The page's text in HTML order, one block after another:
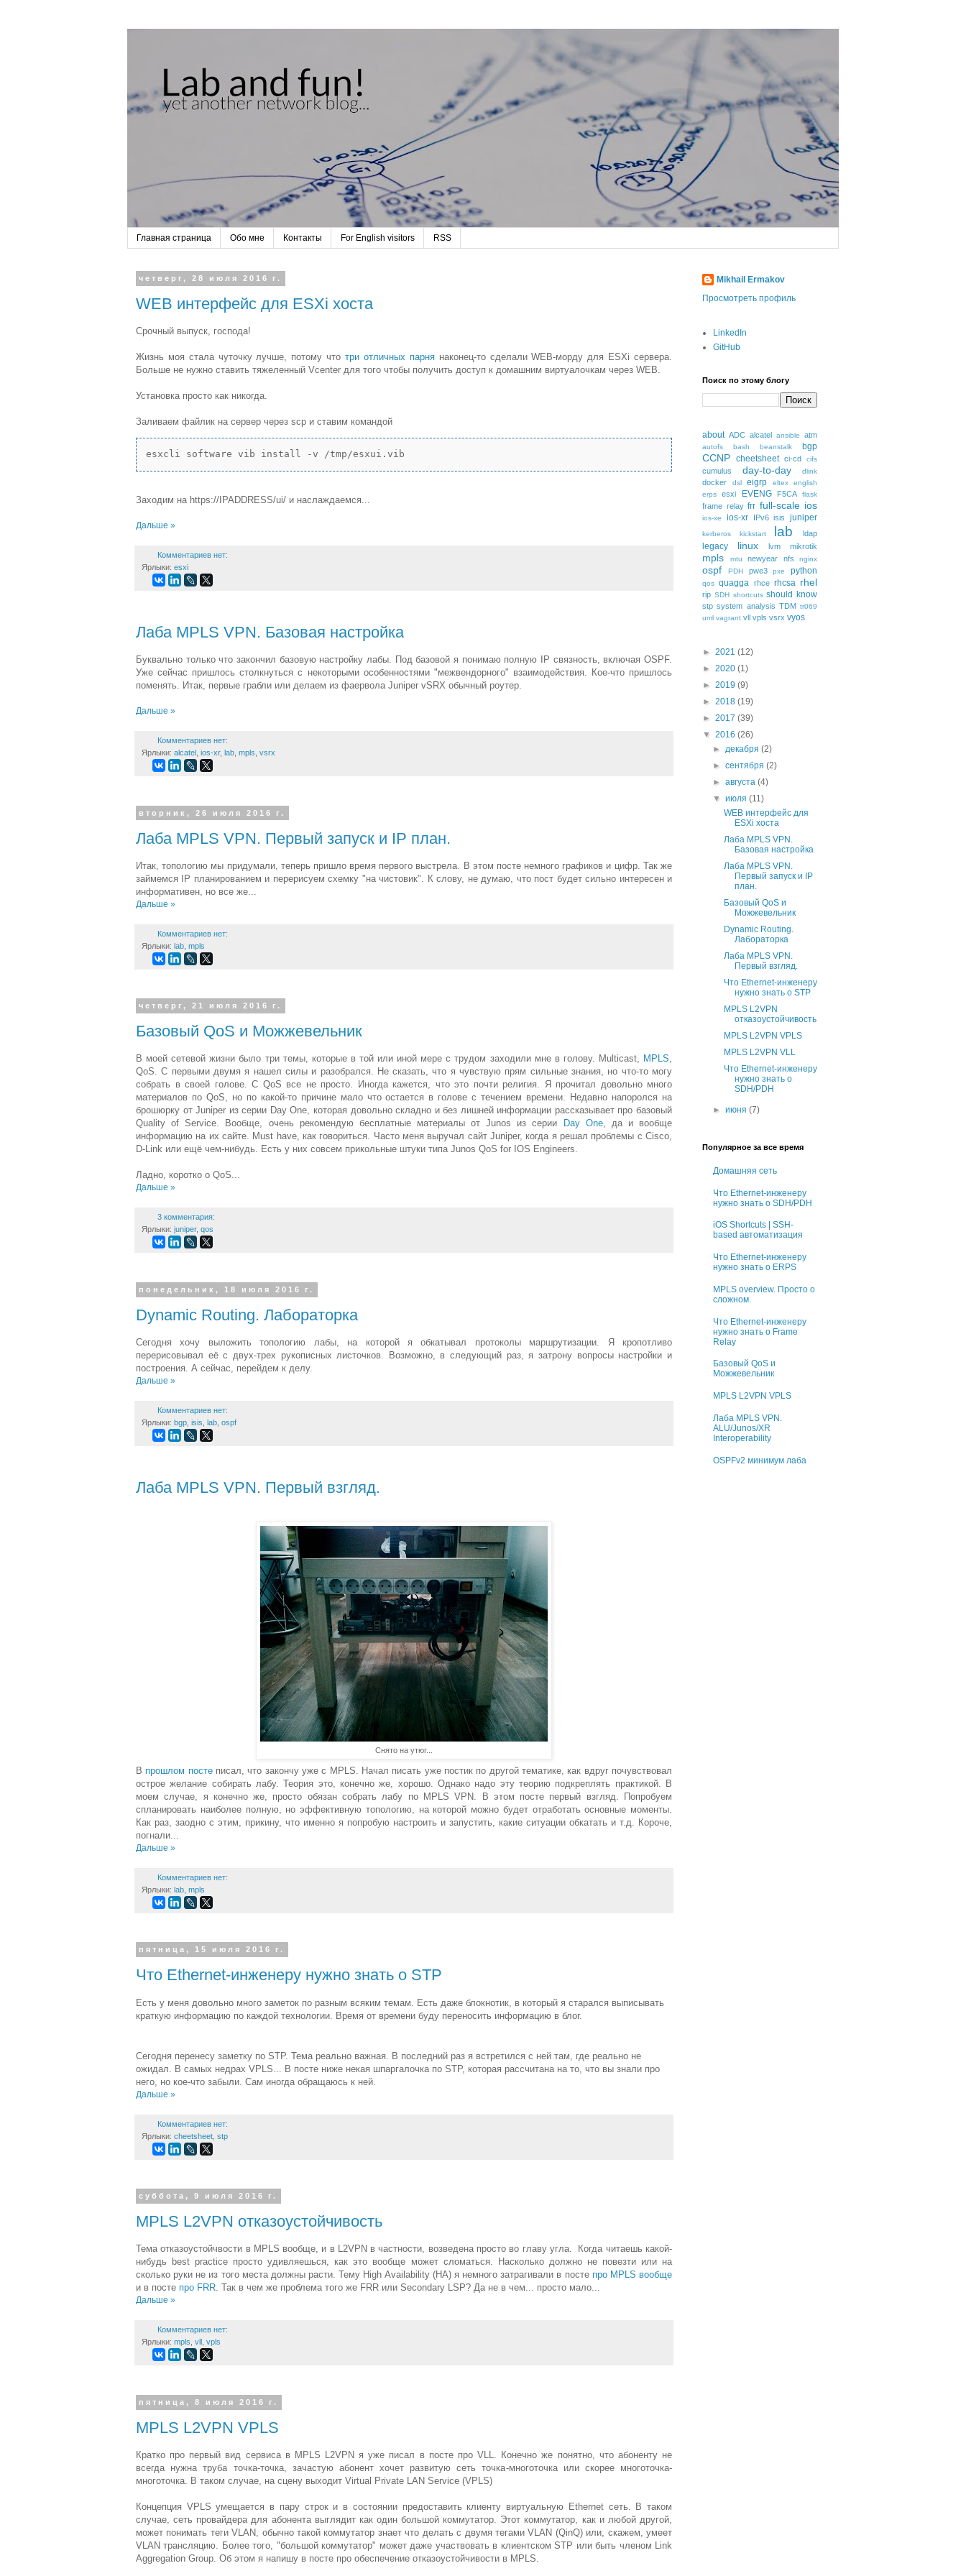
Главная страница Обо мне Контакты For English visitors RSS
четверг, 28 июля 2016 г.
WEB интерфейс для ESXi хоста
Срочный выпуск, господа!
Жизнь моя стала чуточку лучше, потому чтотри отличных парнянаконец-то сделали WEB-морду для ESXi сервера.
Больше не нужно ставить тяжеленный Vcenter для того чтобы получить доступ к домашним виртуалочкам через WEB.
Установка просто как никогда.
Заливаем файлик на сервер через scp и ставим командой
esxcli software vib install -v /tmp/esxui.vib
Заходим на https://IPADDRESS/ui/ и наслаждаемся...
Дальше »
Комментариев нет:
Ярлыки: esxi
Лаба MPLS VPN. Базовая настройка
Буквально только что закончил базовую настройку лабы. Под базовой я понимаю полную IP связность, включая OSPF.
Уже сейчас пришлось столкнуться с некоторыми особенностями "межвендорного" взаимодействия. Кое-что пришлось
поменять. Итак, первые грабли или делаем из фаервола Juniper vSRX обычный роутер.
Дальше »
Комментариев нет:
Ярлыки: alcatel ios-xr, lab mpls vsrx
вторник, 26 июля 2016 г.
Лаба MPLS VPN. Первый запуск и IP план.
Итак, топологию мы придумали, теперь пришло время первого выстрела. В этом посте немного графиков и цифр. Так же
займемся IP планированием и перерисуем схемку "на чистовик". К слову, не думаю, что пост будет сильно интересен и
информативен, но все же...
Дальше »
Комментариев нет:
Ярлыки: lab mpls
четверг, 21 июля 2016 г.
Базовый QoS и Можжевельник
В моей сетевой жизни было три темы, которые в той или иной мере с трудом заходили мне в голову. Multicast, MPLS,
QoS. С первыми двумя я нашел силы и разобрался. Не сказать, что я чувствую прям сильные знания, но что-то могу
собрать в своей голове. С QoS все не просто. Иногда кажется, что это почти религия. Я прочитал довольно много
материалов по QoS, но по какой-то причине мало что остается в голове с течением времени. Недавно напоролся на
брошюрку от Juniper из серии Day One, которая довольно складно и без лишней информации рассказывает про базовый
Quality of Service. Вообще, очень рекомендую бесплатные материалы от Junos из серии
Day One, да и вообще
информацию на их сайте. Must have, как говориться. Часто меня выручал сайт Juniper, когда я решал проблемы с Cisco,
D-Link или ещё чем-нибудь. Есть у них совсем прикольные штуки типа Junos QoS for IOS Engineers.
Ладно, коротко о QoS...
Дальше »
3 комментария:
Ярлыки: juniper, qos
понедельник, 18 июля 2016 г.
Dynamic Routing. Лабораторка
Сегодня хочу выложить топологию лабы, на которой я обкатывал протоколы маршрутизации. Я кропотливо
перерисовывал её с двух-трех рукописных листочков. Возможно, в следующий раз, я затрону вопросы настройки и
построения. А сейчас, перейдем к делу.
Дальше »
Комментариев нет:
Ярлыки: bgp isis lab ospf
Лаба MPLS VPN. Первый взгляд.
Снято на утюг...
В прошлом постеписал, что закончу уже с MPLS. Начал писать уже постик по другой тематике, как вдруг почувствовал
острое желание собирать лабу. Теория это, конечно же, хорошо. Однако надо эту теорию подкреплять практикой. В
моем случае, я конечно же, просто обязан собрать лабу по MPLS VPN. В этом посте первый взгляд. Попробуем
спланировать наиболее полную, но эффективную топологию, на которой можно будет отработать основные моменты.
Как раз, заодно с этим, прикину, что именно я попробую настроить и запустить, какие ситуации обкатать и т.д. Короче,
погнали...
Дальше »
Комментариев нет:
Ярлыки: lab mpls
пятница, 15 июля 2016 г.
Что Ethernet-инженеру нужно знать о STP
Есть у меня довольно много заметок по разным всяким темам. Есть даже блокнотик, в который я старался выписывать
краткую информацию по каждой технологии. Время от времени буду переносить информацию в блог.
Сегодня перенесу заметку по STP. Тема реально важная. В последний раз я встретился с ней там, где реально не
ожидал. В самых недрах VPLS... В посте ниже некая шпаргалочка по STP, которая рассчитана на то, что вы знали про
него, но кое-что забыли. Сам иногда обращаюсь к ней.
Дальше »
Комментариев нет:
Ярлыки: cheetsheet stp
суббота, 9 июля 2016 г.
MPLS L2VPN отказоустойчивость
Тема отказоустойчвости в MPLS вообще, и в L2VPN в частности, возведена просто во главу угла. Когда читаешь какой-
нибудь best practice просто удивляешься, как это вообще может сломаться. Насколько должно не повезти или на
сколько руки не из того места должны расти. Тему High Availability (HA) я немного затрагивали в посте про MPLS вообще
и в посте про FRR. Так в чем же проблема того же FRR или Secondary LSP? Да не в чем... просто мало...
Дальше »
Комментариев нет:
Ярлыки: mpls vll vpls
пятница, 8 июля 2016 г.
MPLS L2VPN VPLS
Кратко про первый вид сервиса в MPLS L2VPN я уже писал в посте про VLL. Конечно же понятно, что абоненту не
всегда нужна труба точка-точка, зачастую абонент хочет развитую сеть точка-многоточка или скорее многоточка-
многоточка. В таком случае, на сцену выходит Virtual Private LAN Service (VPLS)
Концепция VPLS умещается в пару строк и в состоянии предоставить клиенту виртуальную Ethernet сеть. В таком
случае, сеть провайдера для абонента выглядит как один большой коммутатор. Этот коммутатор, как и любой другой,
может понимать теги VLAN, обычно такой коммутатор знает что делать с двумя тегами VLAN (QinQ) или, скажем, умеет
VLAN трансляцию. Более того, "большой коммутатор" может даже участвовать в клиентском STP или быть членом Link
Aggregation Group. Об этом я напишу в посте про обеспечение отказоустойчивости в MPLS.
Mikhail Ermakov
Просмотреть профиль
LinkedIn
GitHub
Поиск по этому блогу
about ADC alcatel ansible atm
autofs bash beanstalk bgp
CCNP cheetsheet ci-cd cifs
cumulus day-to-day dlink
docker dsl eigrp eltex
english
erps
esxi EVENG F5CA flask
frame relay frr full-scale ios
ios-xe ios-xr IPv6 isis juniper
kerberos kickstart lab ldap
legacy linux lvm mikrotik
mpls mtu newyear nfs nginx
ospf PDH pwe3 pxe python
qos quagga rhce rhcsa rhel
rip SDH shortcuts should know
stp system analysis TDM tr069
uml vagrant vll vpls vsrx vyos
► 2021 (12)
► 2020 (1)
► 2019 (9)
► 2018 (19)
► 2017 (39)
▼ 2016 (26)
►декабря(2)
►сентября(2)
►августа(4)
▼июля(11)
WEB интерфейс для
ESXi хоста
Лаба MPLS VPN.
Базовая настройка
Лаба MPLS VPN.
Первый запуск и IP
план.
Базовый QoS и
Можжевельник
Dynamic Routing.
Лабораторка
Лаба MPLS VPN.
Первый взгляд.
Что Ethernet-инженеру
нужно знать о STP
MPLS L2VPN
отказоустойчивость
MPLS L2VPN VPLS
MPLS L2VPN VLL
Что Ethernet-инженеру
нужно знать о
SDH/PDH
►июня(7)
Популярное за все время
Домашняя сеть
Что Ethernet-инженеру
нужно знать о SDH/PDH
iOS Shortcuts | SSH-
based автоматизация
Что Ethernet-инженеру
нужно знать о ERPS
MPLS overview. Просто о
сложном.
Что Ethernet-инженеру
нужно знать о Frame
Relay
Базовый QoS и
Можжевельник
MPLS L2VPN VPLS
Лаба MPLS VPN.
ALU/Junos/XR
Interoperability
OSPFv2 минимум лаба